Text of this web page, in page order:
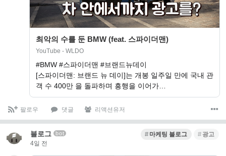
최악의 수를 둔 BMW (feat. 스파이더맨)
YouTube - WLDO
#BMW #스파이더맨 #브랜드뉴데이
[스파이더맨: 브랜드 뉴 데이]는 개봉 일주일 만에 국내 관
객 수 400만 을 돌파하며 흥행을 이어가…
팔로우 댓글 리액션유저
블로그 bot
4일 전
마케팅 블로그 광고